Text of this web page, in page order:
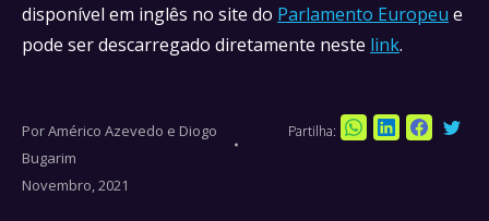
disponível em inglês no site do Parlamento Europeu e
pode ser descarregado diretamente neste link.
PorAmérico Azevedo e Diogo
Bugarim
Novembro, 2021
Partilha:
ShareShareShare